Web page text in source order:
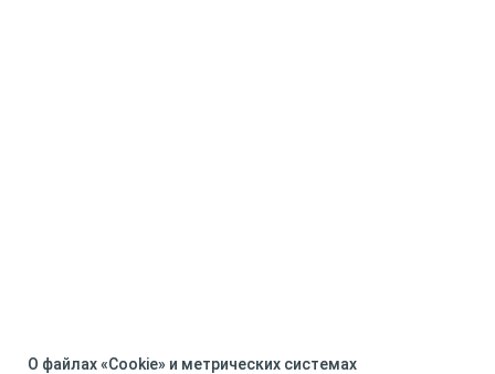
О файлах «Cookie» и метрических системах